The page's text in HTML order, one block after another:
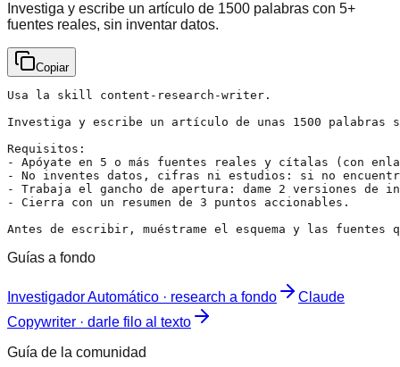
Investiga y escribe un artículo de 1500 palabras con 5+
fuentes reales, sin inventar datos.
Copiar
Usa la skill content-research-writer.
Investiga y escribe un artículo de unas 1500 palabras
Requisitos:
- Apóyate en 5 o más fuentes reales y cítalas (con
- No inventes datos, cifras ni estudios: si no
- Trabaja el gancho de apertura: dame 2 versiones de
- Cierra con un resumen de 3 puntos accionables.
Antes de escribir, muéstrame el esquema y las fuentes
Guías a fondo
Investigador Automático · research a fondo
Claude
Copywriter · darle filo al texto
Guía de la comunidad